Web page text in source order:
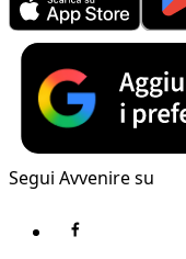
Segui Avvenire su